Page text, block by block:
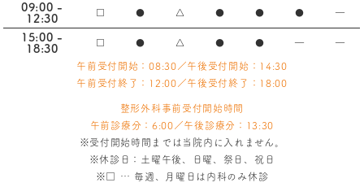
09:00 -
12:30
□ ● △ ● ● ● ―
15:00 -
18:30
□ ● △ ● ● ― ―
午前受付開始：08:30／午後受付開始：14:30
午前受付終了：12:00／午後受付終了：18:00
整形外科事前受付開始時間
午前診療分：6:00／午後診療分：13:30
※受付開始時間までは当院内に入れません。
※休診日：土曜午後、日曜、祭日、祝日
※ □
… 毎週、月曜日は内科のみ休診